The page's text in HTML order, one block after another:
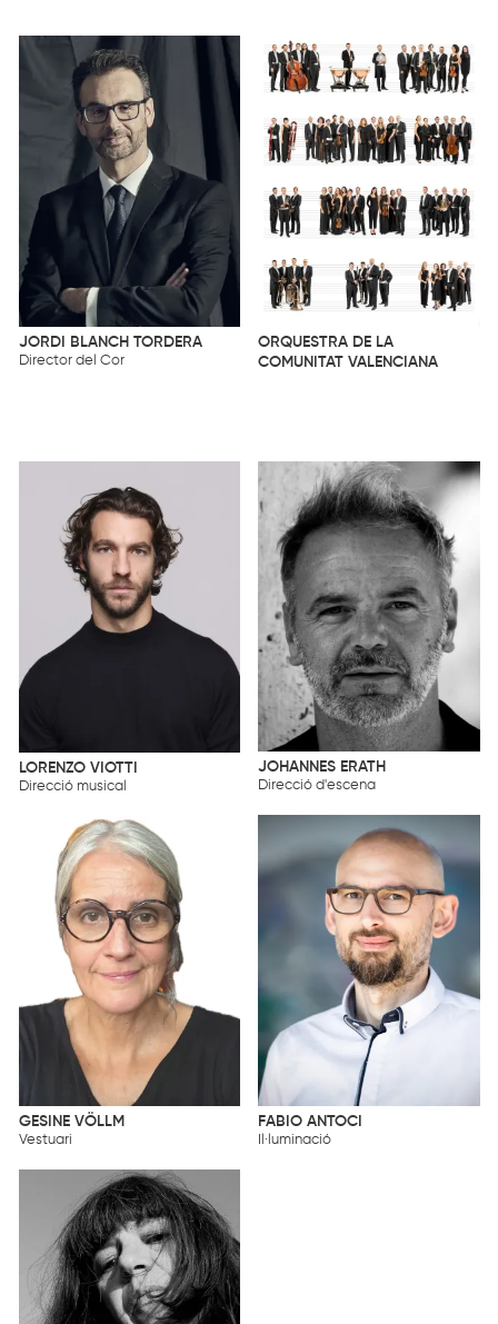
JORDI BLANCH TORDERA
Director del Cor
ORQUESTRA DE LA
COMUNITAT VALENCIANA
LORENZO VIOTTI
Direcció musical
JOHANNES ERATH
Direcció d'escena
GESINE VÖLLM
Vestuari
FABIO ANTOCI
Il·luminació